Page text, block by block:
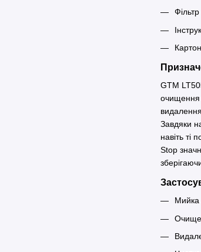
GTM
очищення
Завдяки
навіть ті
Stop
Мийка